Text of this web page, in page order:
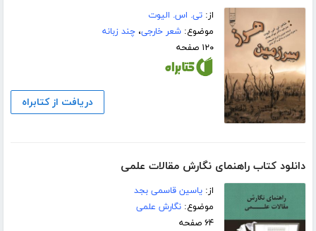
از:تی. اس. الیوت
موضوع:شعر خارجی،چند زبانه
۱۲۰ صفحه
دریافت از کتابراه
دانلود کتاب راهنمای نگارش مقالات علمی
از:یاسین قاسمی بجد
موضوع:نگارش علمی
۶۴ صفحه